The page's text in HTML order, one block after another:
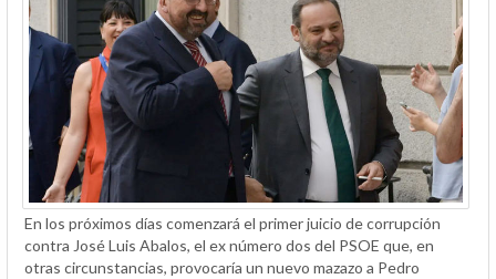
En los próximos días comenzará el primer juicio de corrupción
contra José Luis Abalos, el ex número dos del PSOE que, en
otras circunstancias, provocaría un nuevo mazazo a Pedro